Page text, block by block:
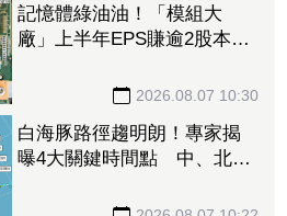
記憶體綠油油！「模組大
廠」上半年EPS賺逾2股本重
恐止步連5紅
2026.08.07 10:30
白海豚路徑趨明朗！專家揭
曝4大關鍵時間點 中、北部